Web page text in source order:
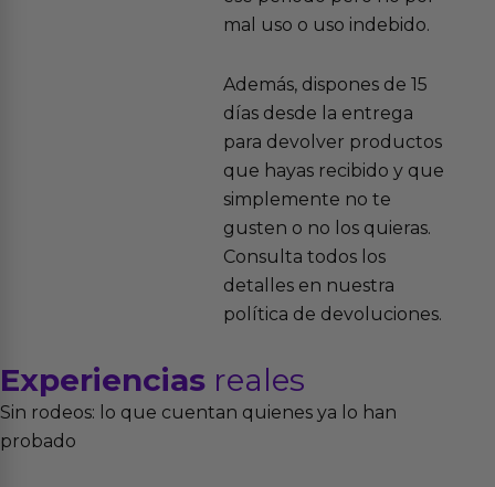
mal uso o uso indebido.
Además, dispones de 15
días desde la entrega
para devolver productos
que hayas recibido y que
simplemente no te
gusten o no los quieras.
Consulta todos los
detalles en nuestra
política de devoluciones.
Experiencias reales
Sin rodeos: lo que cuentan quienes ya lo han
probado